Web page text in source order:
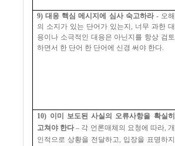
9)대응 핵심 메시지에 심사 숙고하라- 오해
의 소지가 있는 단어가 있는지 , 너무 과한 대
응이나 소극적인 대응은 아닌지를 항상 검토
하면서 한 단어 한 단어에 신경 써야 한다.
10) 이미 보도된 사실의 오류사항을 확실히
고쳐야 한다 – 각 언론매체의 요청에 따라, 개
인적으로 상황을 전달하고, 입장을 표명하지